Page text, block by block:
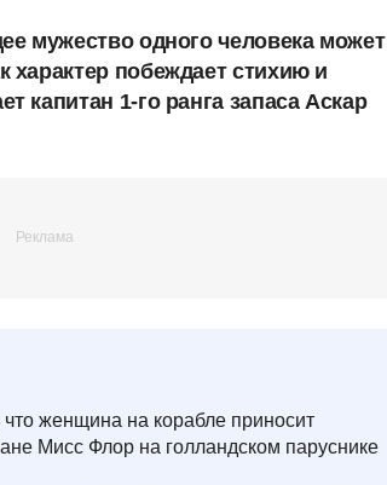
мужество одного человека может
характер побеждает стихию и
капитан 1-го ранга запаса Аскар
женщина на корабле приносит
Мисс Флор на голландском паруснике